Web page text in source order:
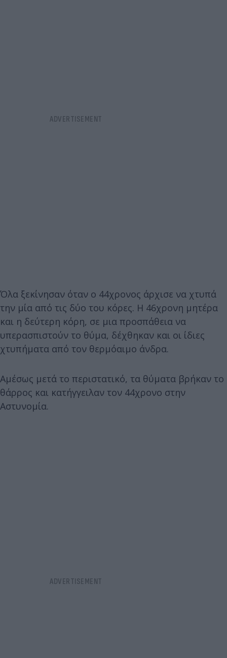
Όλα ξεκίνησαν όταν ο 44χρονος άρχισε να χτυπά
την μία από τις δύο του κόρες. Η 46χρονη μητέρα
και η δεύτερη κόρη, σε μια προσπάθεια να
υπερασπιστούν το θύμα, δέχθηκαν και οι ίδιες
χτυπήματα από τον θερμόαιμο άνδρα.
Αμέσως μετά το περιστατικό, τα θύματα βρήκαν το
θάρρος και κατήγγειλαν τον 44χρονο στην
Αστυνομία.